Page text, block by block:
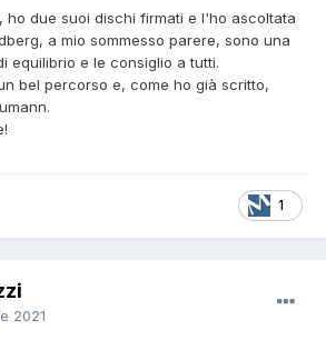
ho due suoi dischi firmati e l'ho ascoltata
a mio sommesso parere, sono una
equilibrio e le consiglio a tutti.
bel percorso e, come ho già scritto,
1
2021